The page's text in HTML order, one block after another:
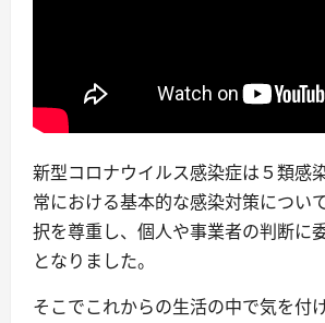
新型コロナウイルス感染症は５類感
常における基本的な感染対策につい
択を尊重し、個人や事業者の判断に
となりました。
そこでこれからの生活の中で気を付